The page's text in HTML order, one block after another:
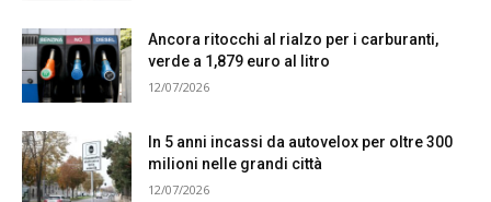
Ancora ritocchi al rialzo per i carburanti,
verde a 1,879 euro al litro
12/07/2026
In 5 anni incassi da autovelox per oltre 300
milioni nelle grandi città
12/07/2026